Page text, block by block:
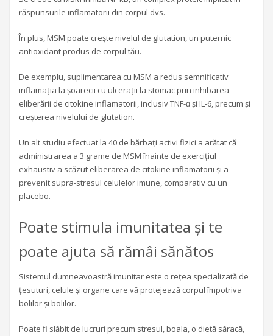
răspunsurile inflamatorii din corpul dvs.
În plus, MSM poate crește nivelul de glutation, un puternic
antioxidant produs de corpul tău.
De exemplu, suplimentarea cu MSM a redus semnificativ
inflamația la șoarecii cu ulcerații la stomac prin inhibarea
eliberării de citokine inflamatorii, inclusiv TNF-ɑ și IL-6, precum și
creșterea nivelului de glutation.
Un alt studiu efectuat la 40 de bărbați activi fizici a arătat că
administrarea a 3 grame de MSM înainte de exercițiul
exhaustiv a scăzut eliberarea de citokine inflamatorii și a
prevenit supra-stresul celulelor imune, comparativ cu un
placebo.
Poate stimula imunitatea și te
poate ajuta să rămâi sănătos
Sistemul dumneavoastră imunitar este o rețea specializată de
țesuturi, celule și organe care vă protejează corpul împotriva
bolilor și bolilor.
Poate fi slăbit de lucruri precum stresul, boala, o dietă săracă,